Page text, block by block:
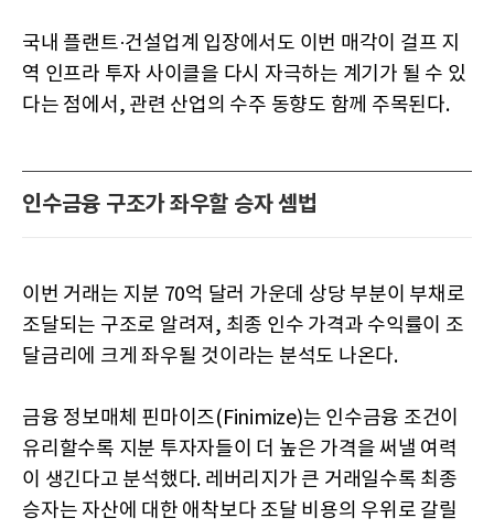
국내 플랜트·건설업계 입장에서도 이번 매각이 걸프 지
역 인프라 투자 사이클을 다시 자극하는 계기가 될 수 있
다는 점에서, 관련 산업의 수주 동향도 함께 주목된다.
인수금융 구조가 좌우할 승자 셈법
이번 거래는 지분 70억 달러 가운데 상당 부분이 부채로
조달되는 구조로 알려져, 최종 인수 가격과 수익률이 조
달금리에 크게 좌우될 것이라는 분석도 나온다.
금융 정보매체 핀마이즈(Finimize)는 인수금융 조건이
유리할수록 지분 투자자들이 더 높은 가격을 써낼 여력
이 생긴다고 분석했다. 레버리지가 큰 거래일수록 최종
승자는 자산에 대한 애착보다 조달 비용의 우위로 갈릴